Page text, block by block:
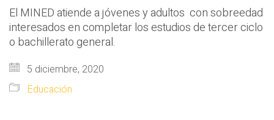
El MINED atiende a jóvenes y adultos con sobreedad
interesados en completar los estudios de tercer ciclo
o bachillerato general.
5 diciembre, 2020
Educación